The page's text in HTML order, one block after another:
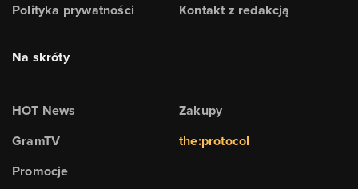
Polityka prywatności
Kontakt z redakcją
Na skróty
HOT News
GramTV
Promocje
Zakupy
the:protocol